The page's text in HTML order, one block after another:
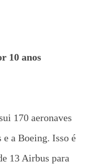
10 anos
170 aeronaves
e a Boeing. Isso é
13 Airbus para